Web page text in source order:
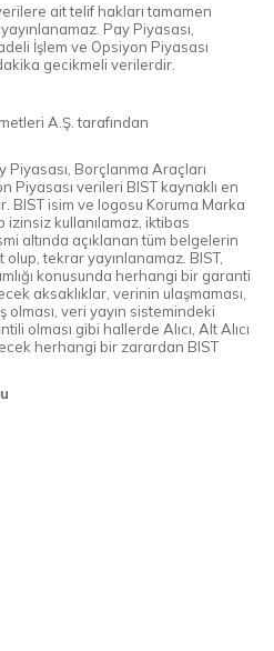
ait telif hakları tamamen
Pay Piyasası,
İşlem ve Opsiyon Piyasası
gecikmeli verilerdir.
A.Ş. tarafından
Borçlanma Araçları
Piyasası verileri BIST kaynaklı en
BIST isim ve logosu Koruma Marka
izinsiz kullanılamaz, iktibas
altında açıklanan tüm belgelerin
tekrar yayınlanamaz. BIST,
konusunda herhangi bir garanti
aksaklıklar, verinin ulaşmaması,
olması, veri yayın sistemindeki
olması gibi hallerde Alıcı, Alt Alıcı
herhangi bir zarardan BIST